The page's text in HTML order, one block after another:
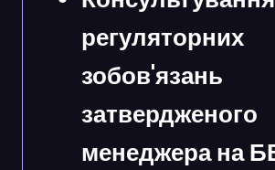
регуляторних
зобов'язань
затвердженого
менеджера на